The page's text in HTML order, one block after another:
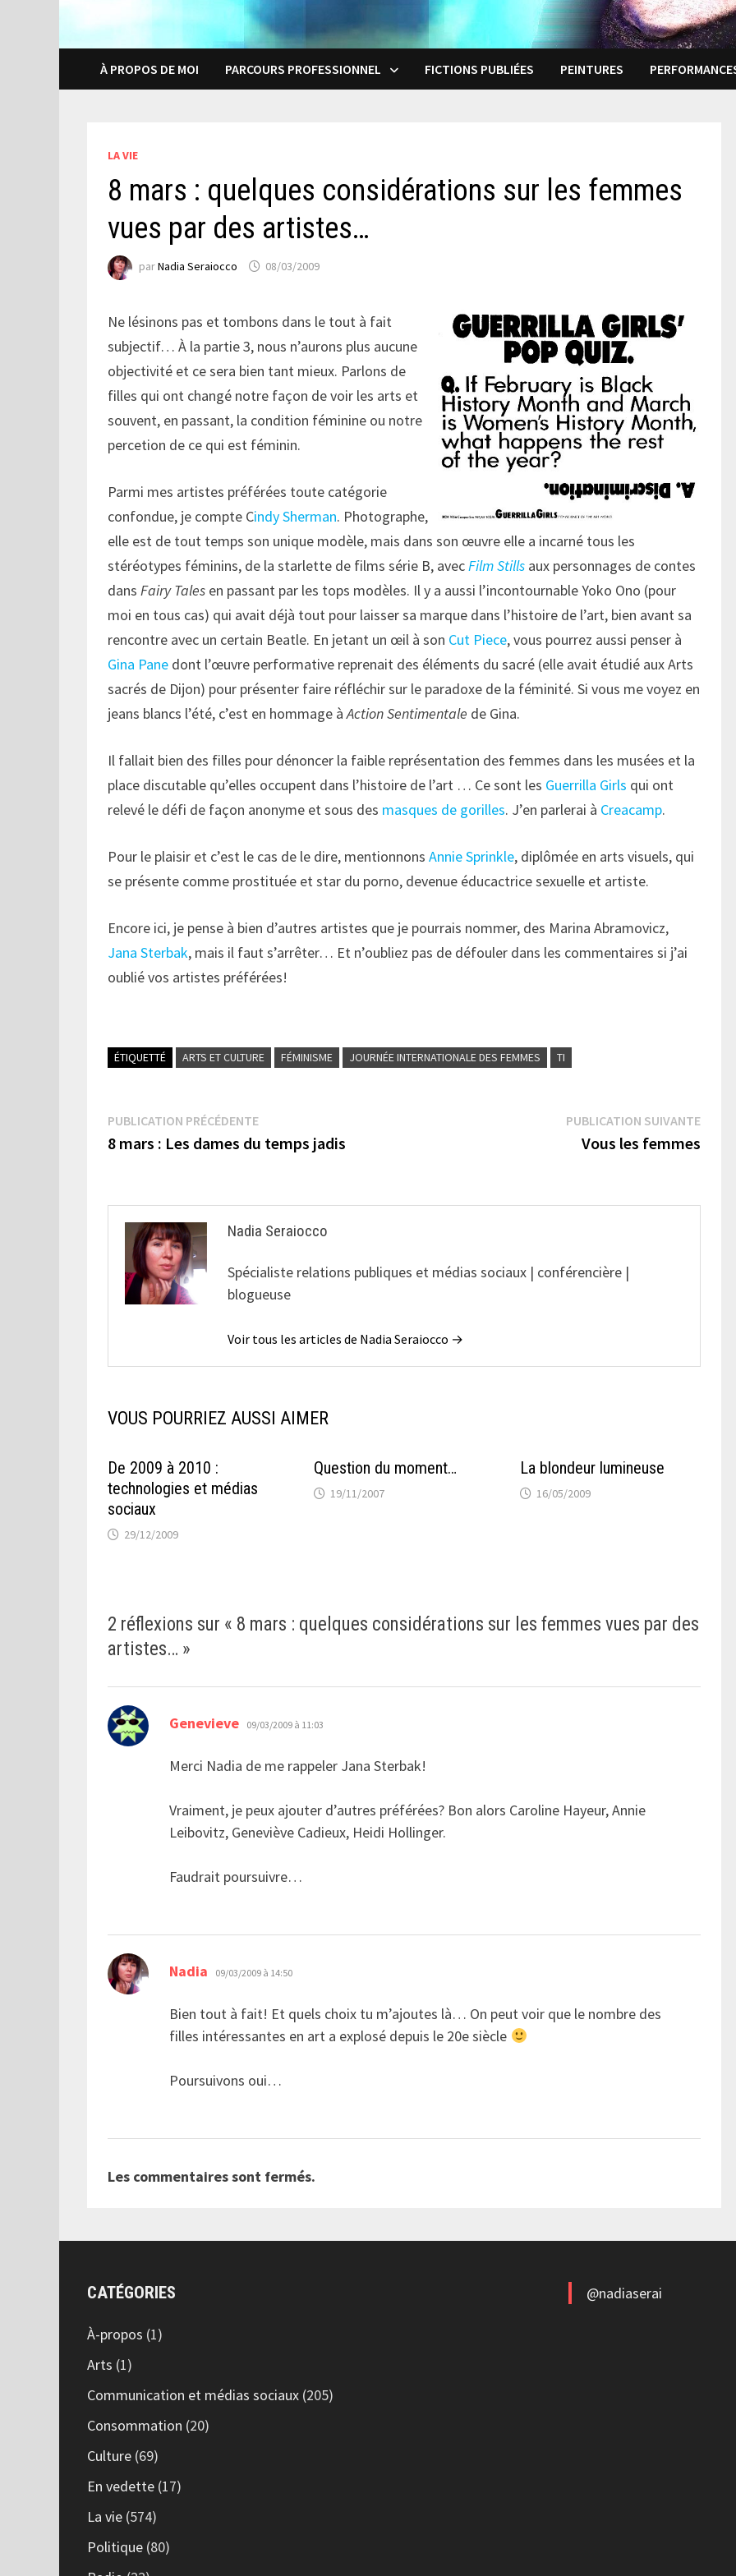
À PROPOS DE MOI PARCOURS PROFESSIONNEL FICTIONS PUBLIÉES PEINTURES
LA VIE
8 mars : quelques considérations sur les femmes
vues par des artistes…
parNadia Seraiocco 08/03/2009
Ne lésinons pas et tombons dans le tout à fait
subjectif… À la partie 3, nous n’aurons plus aucune
objectivité et ce sera bien tant mieux. Parlons de
filles qui ont changé notre façon de voir les arts et
souvent, en passant, la condition féminine ou notre
percetion de ce qui est féminin.
Parmi mes artistes préférées toute catégorie
confondue, je compte Cindy Sherman. Photographe,
elle est de tout temps son unique modèle, mais dans son œuvre elle a incarné tous les
stéréotypes féminins, de la starlette de films série B, avecFilm Stills aux personnages de contes
dansFairy Tales en passant par les tops modèles. Il y a aussi l’incontournable Yoko Ono (pour
moi en tous cas) qui avait déjà tout pour laisser sa marque dans l’histoire de l’art, bien avant sa
rencontre avec un certain Beatle. En jetant un œil à son Cut Piece, vous pourrez aussi penser à
Gina Pane dont l’œuvre performative reprenait des éléments du sacré (elle avait étudié aux Arts
sacrés de Dijon) pour présenter faire réfléchir sur le paradoxe de la féminité. Si vous me voyez en
jeans blancs l’été, c’est en hommage àAction Sentimentale de Gina.
Il fallait bien des filles pour dénoncer la faible représentation des femmes dans les musées et la
place discutable qu’elles occupent dans l’histoire de l’art … Ce sont les Guerrilla Girls qui ont
relevé le défi de façon anonyme et sous des masques de gorilles. J’en parlerai à Creacamp.
Pour le plaisir et c’est le cas de le dire, mentionnonsAnnie Sprinkle, diplômée en arts visuels, qui
se présente comme prostituée et star du porno, devenue éducactrice sexuelle et artiste.
Encore ici, je pense à bien d’autres artistes que je pourrais nommer, des Marina Abramovicz,
Jana Sterbak, mais il faut s’arrêter… Et n’oubliez pas de défouler dans les commentaires si j’ai
oublié vos artistes préférées!
ÉTIQUETTÉ ARTS ET CULTURE FÉMINISME JOURNÉE INTERNATIONALE DES FEMMES TI
Navigation
de
PUBLICATION PRÉCÉDENTEPublication
précédente :
8 mars : Les dames du temps jadis
PUBLICATION SUIVANTE
Vous les femmes
Nadia Seraiocco
Spécialiste relations publiques et médias sociaux | conférencière |
blogueuse
Voir tous les articles de Nadia Seraiocco →
VOUS POURRIEZ AUSSI AIMER
De 2009 à 2010 :
technologies et médias
sociaux
29/12/2009
Question du moment…
19/11/2007
La blondeur lumineuse
16/05/2009
2 réflexions sur « 8 mars : quelques considérations sur les femmes vues par des
artistes… »
Genevieve dit :
09/03/2009 à 11:03
Merci Nadia de me rappeler Jana Sterbak!
Vraiment, je peux ajouter d’autres préférées? Bon alors Caroline Hayeur, Annie
Leibovitz, Geneviève Cadieux, Heidi Hollinger.
Faudrait poursuivre…
Nadia dit :
09/03/2009 à 14:50
Bien tout à fait! Et quels choix tu m’ajoutes là… On peut voir que le nombre des
filles intéressantes en art a explosé depuis le 20e siècle
Poursuivons oui…
Les commentaires sont fermés.
CATÉGORIES
À-propos (1)
Arts (1)
Communication et médias sociaux (205)
Consommation (20)
Culture (69)
En vedette (17)
La vie (574)
Politique (80)
@nadiaserai